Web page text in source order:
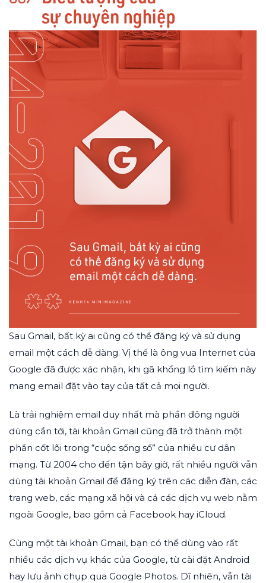
Sau Gmail, bất kỳ ai cũng có thể đăng ký và sử dụng
email một cách dễ dàng. Vị thế là ông vua Internet của
Google đã được xác nhận, khi gã khổng lồ tìm kiếm này
mang email đặt vào tay của tất cả mọi người.
Là trải nghiệm email duy nhất mà phần đông người
dùng cần tới, tài khoản Gmail cũng đã trở thành một
phần cốt lõi trong “cuộc sống số” của nhiều cư dân
mạng. Từ 2004 cho đến tận bây giờ, rất nhiều người vẫn
dùng tài khoản Gmail để đăng ký trên các diễn đàn, các
trang web, các mạng xã hội và cả các dịch vụ web nằm
ngoài Google, bao gồm cả Facebook hay iCloud.
Cùng một tài khoản Gmail, bạn có thể dùng vào rất
nhiều các dịch vụ khác của Google, từ cài đặt Android
hay lưu ảnh chụp qua Google Photos. Dĩ nhiên, vẫn tài